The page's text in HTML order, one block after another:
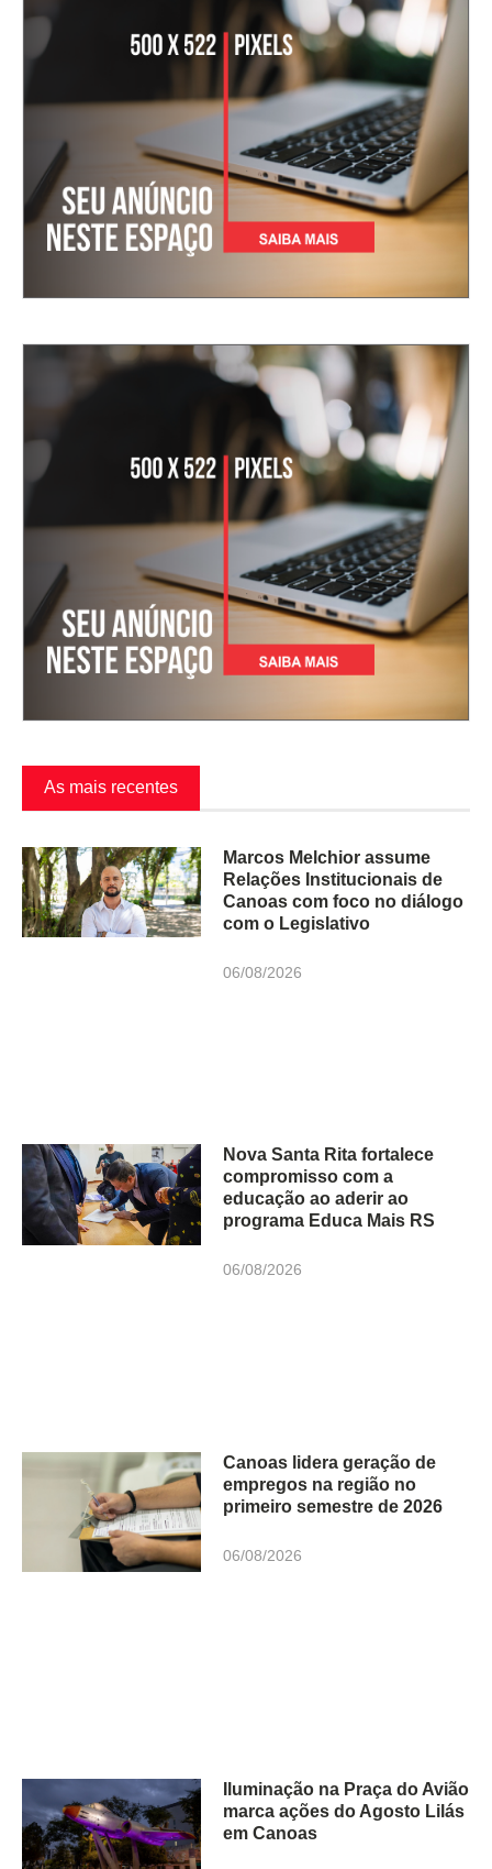
As mais recentes
Marcos Melchior assume
Relações Institucionais de
Canoas com foco no diálogo
com o Legislativo
06/08/2026
Nova Santa Rita fortalece
compromisso com a
educação ao aderir ao
programa Educa Mais RS
06/08/2026
Canoas lidera geração de
empregos na região no
primeiro semestre de 2026
06/08/2026
Iluminação na Praça do Avião
marca ações do Agosto Lilás
em Canoas